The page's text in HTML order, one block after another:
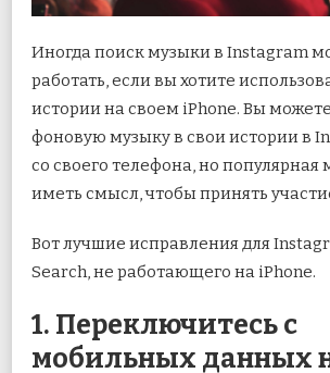
Иногда поиск музыки в Instagram
работать, если вы хотите
истории на своем iPhone. Вы
фоновую музыку в свои истории в
со своего телефона, но
иметь смысл, чтобы принять
Вот лучшие исправления для
Search, не работающего на iPhone.
1. Переключитесь с
мобильных данных